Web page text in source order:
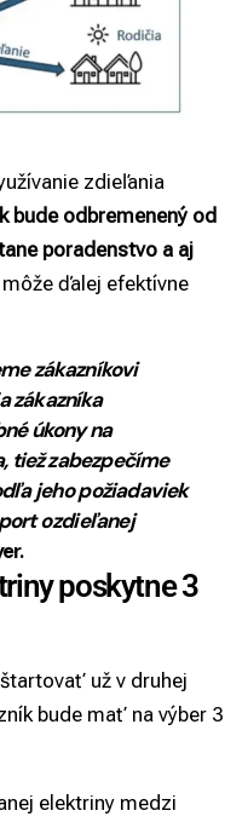
zdieľania
bude odbremenený od
poradenstvo a aj
ďalej efektívne
zákazníkovi
zákazníka
úkony na
tiež zabezpečíme
jeho požiadaviek
o zdieľanej
poskytne 3
už v druhej
bude mať na výber 3
elektriny medzi